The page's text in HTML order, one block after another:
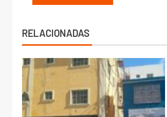
RELACIONADAS